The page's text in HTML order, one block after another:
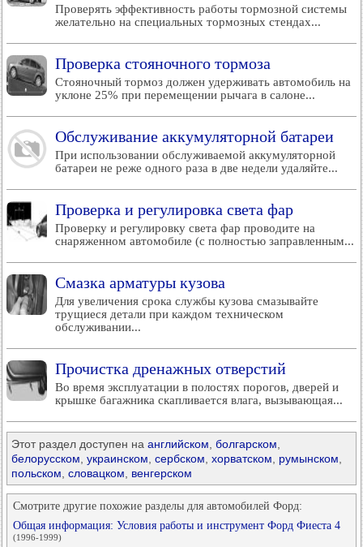
Проверять эффективность работы тормозной системы
желательно на специальных тормозных стендах...
Проверка стояночного тормоза
Стояночный тормоз должен удерживать автомобиль на
уклоне 25% при перемещении рычага в салоне...
Обслуживание аккумуляторной батареи
При использовании обслуживаемой аккумуляторной
батареи не реже одного раза в две недели удаляйте...
Проверка и регулировка света фар
Проверку и регулировку света фар проводите на
снаряженном автомобиле (с полностью заправленным...
Смазка арматуры кузова
Для увеличения срока службы кузова смазывайте
трущиеся детали при каждом техническом
обслуживании...
Прочистка дренажных отверстий
Во время эксплуатации в полостях порогов, дверей и
крышке багажника скапливается влага, вызывающая...
Этот раздел доступен на английском болгарском
белорусском украинском сербском хорватском румынском
польском словацком венгерском
Смотрите другие похожие разделы для автомобилей Форд:
Общая информация: Условия работы и инструмент Форд Фиеста 4
(1996-1999)